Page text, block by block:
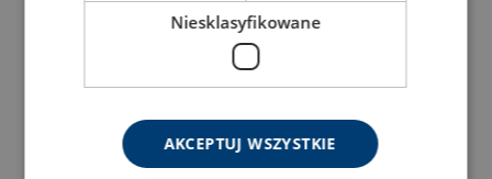
Produkt anzeigen Produkt anzeigen
Niesklasyfikowane
AKCEPTUJ WSZYSTKIE